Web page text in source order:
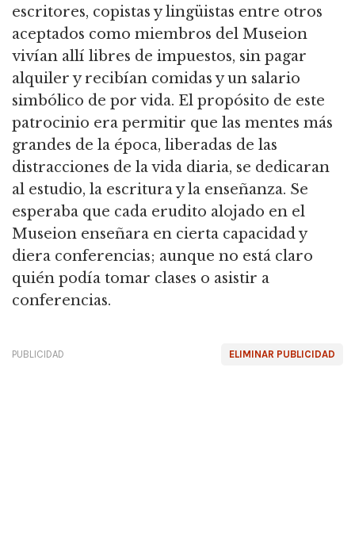
escritores, copistas y lingüistas entre otros
aceptados como miembros del Museion
vivían allí libres de impuestos, sin pagar
alquiler y recibían comidas y un salario
simbólico de por vida. El propósito de este
patrocinio era permitir que las mentes más
grandes de la época, liberadas de las
distracciones de la vida diaria, se dedicaran
al estudio, la escritura y la enseñanza. Se
esperaba que cada erudito alojado en el
Museion enseñara en cierta capacidad y
diera conferencias; aunque no está claro
quién podía tomar clases o asistir a
conferencias.
ELIMINAR PUBLICIDAD
PUBLICIDAD